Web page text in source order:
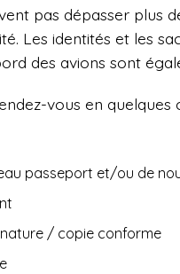
pas dépasser plus
Les identités et les
des avions sont
vous en quelques
passeport et/ou de
/ copie conforme